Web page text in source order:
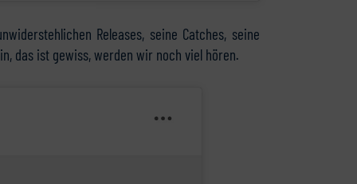
Releases, seine Catches, seine
das ist gewiss, werden wir noch viel hören.